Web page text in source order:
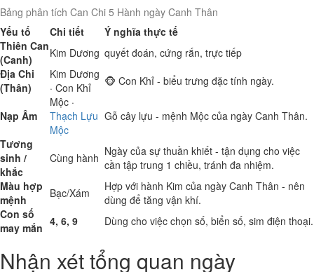
Bảng phân tích Can Chi 5 Hành ngày Canh Thân
Yếu tố
Chi tiết
Ý nghĩa thực tế
Thiên Can
(Canh)
Kim Dương quyết đoán, cứng rắn, trực tiếp
Địa Chi
(Thân)
Kim Dương
· Con Khỉ
🐵 Con Khỉ - biểu trưng đặc tính ngày.
Nạp Âm
Mộc ·
Thạch Lựu
Mộc
Gỗ cây lựu - mệnh Mộc của ngày Canh Thân.
Tương
sinh /
khắc
Cùng hành Ngày của sự thuần khiết - tận dụng cho việc
cần tập trung 1 chiều, tránh đa nhiệm.
Màu hợp
mệnh
Bạc/Xám
Hợp với hành Kim của ngày Canh Thân - nên
dùng để tăng vận khí.
Con số
may mắn 4, 6, 9 Dùng cho việc chọn số, biển số, sim điện thoại.
Nhận xét tổng quan ngày